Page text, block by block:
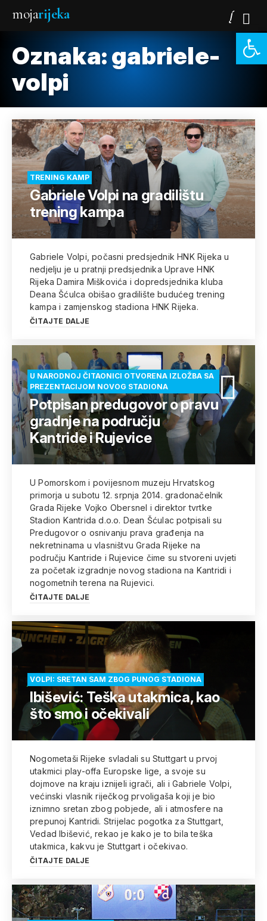
mojarijeka
Oznaka:gabriele-
volpi
TRENING KAMP
Gabriele Volpi na gradilištu
trening kampa
Gabriele Volpi, počasni predsjednik HNK Rijeka u
nedjelju je u pratnji predsjednika Uprave HNK
Rijeka Damira Miškovića i dopredsjednika kluba
Deana Šćulca obišao gradilište budućeg trening
kampa i zamjenskog stadiona HNK Rijeka.
ČITAJTE DALJE
U NARODNOJ ČITAONICI OTVORENA IZLOŽBA SA
PREZENTACIJOM NOVOG STADIONA
Potpisan predugovor o pravu
gradnje na području
Kantride i Rujevice
U Pomorskom i povijesnom muzeju Hrvatskog
primorja u subotu 12. srpnja 2014. gradonačelnik
Grada Rijeke Vojko Obersnel i direktor tvrtke
Stadion Kantrida d.o.o. Dean Šćulac potpisali su
Predugovor o osnivanju prava građenja na
nekretninama u vlasništvu Grada Rijeke na
području Kantride i Rujevice čime su stvoreni uvjeti
za početak izgradnje novog stadiona na Kantridi i
nogometnih terena na Rujevici.
ČITAJTE DALJE
VOLPI: SRETAN SAM ZBOG PUNOG STADIONA
Ibišević: Teška utakmica, kao
što smo i očekivali
Nogometaši Rijeke svladali su Stuttgart u prvoj
utakmici play-offa Europske lige, a svoje su
dojmove na kraju iznijeli igrači, ali i Gabriele Volpi,
većinski vlasnik riječkog prvoligaša koji je bio
iznimno sretan zbog pobjede, ali i atmosfere na
prepunoj Kantridi. Strijelac pogotka za Stuttgart,
Vedad Ibišević, rekao je kako je to bila teška
utakmica, kakvu je Stuttgart i očekivao.
ČITAJTE DALJE